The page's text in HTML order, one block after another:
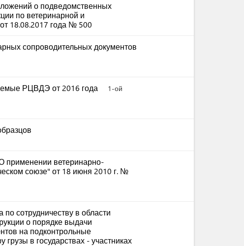
о подведомственных
по ветеринарной и
18.08.2017 года № 500
сопроводительных документов
РЦВДЭ от 2016 года
1-ой
применении ветеринарно-
союзе" от 18 июня 2010 г. №
сотрудничеству в области
о порядке выдачи
на подконтрольные
грузы в государствах - участниках